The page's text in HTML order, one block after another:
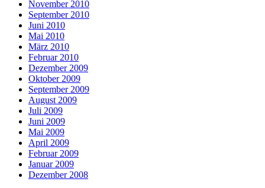
November 2010
September 2010
Juni 2010
Mai 2010
März 2010
Februar 2010
Dezember 2009
Oktober 2009
September 2009
August 2009
Juli 2009
Juni 2009
Mai 2009
April 2009
Februar 2009
Januar 2009
Dezember 2008